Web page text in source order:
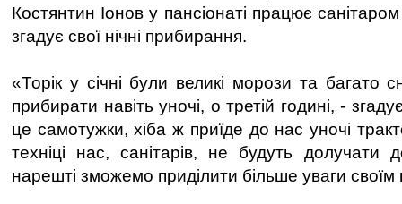
Костянтин Іонов у пансіонаті працює санітаром
згадує свої нічні прибирання.
«Торік у січні були великі морози та багато
прибирати навіть уночі, о третій годині, -
це самотужки, хіба ж приїде до нас уночі
техніці нас, санітарів, не будуть долучати
нарешті зможемо приділити більше уваги своїм